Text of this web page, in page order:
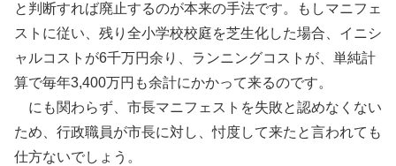
と判断すれば廃止するのが本来の手法です。もしマニフェ
ストに従い、残り全小学校校庭を芝生化した場合、イニシ
ャルコストが6千万円余り、ランニングコストが、単純計
算で毎年3,400万円も余計にかかって来るのです。
にも関わらず、市長マニフェストを失敗と認めなくない
ため、行政職員が市長に対し、忖度して来たと言われても
仕方ないでしょう。